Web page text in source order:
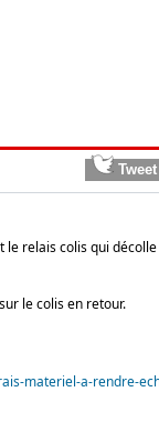
le relais colis qui
le colis en retour.
materiel-a-rendre-